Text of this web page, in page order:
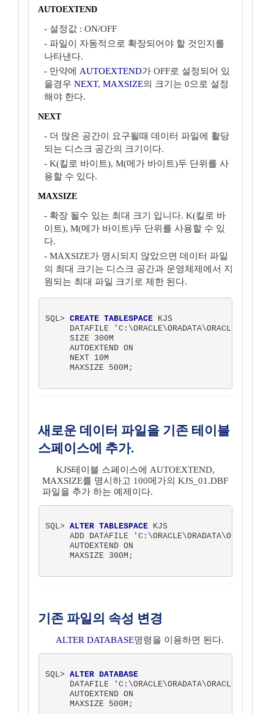
AUTOEXTEND
- 설정값 : ON/OFF
- 파일이 자동적으로 확장되어야 할 것인지를
나타낸다.
- 만약에 AUTOEXTEND가 OFF로 설정되어 있
을경우 NEXT, MAXSIZE의 크기는 0으로 설정
해야 한다.
NEXT
- 더 많은 공간이 요구될때 데이터 파일에 활당
되는 디스크 공간의 크기이다.
- K(킬로 바이트), M(메가 바이트)두 단위를 사
용할 수 있다.
MAXSIZE
- 확장 될수 있는 최대 크기 입니다. K(킬로 바
이트), M(메가 바이트)두 단위를 사용할 수 있
다.
- MAXSIZE가 명시되지 않았으면 데이터 파일
의 최대 크기는 디스크 공간과 운영체제에서 지
원되는 최대 파일 크기로 제한 된다.
SQL> CREATE TABLESPACE KJS
DATAFILE
     SIZE 300M
     AUTOEXTEND ON
     NEXT 10M
     MAXSIZE 500M;
새로운 데이터 파일을 기존 테이블
스페이스에 추가.
KJS테이블 스페이스에 AUTOEXTEND,
MAXSIZE를 명시하고 100메가의 KJS_01.DBF
파일을 추가 하는 예제이다.
SQL> ALTER TABLESPACE KJS
ADD DATAFILE
     AUTOEXTEND ON
     MAXSIZE 300M;
기존 파일의 속성 변경
ALTER DATABASE명령을 이용하면 된다.
SQL> ALTER DATABASE
DATAFILE
     AUTOEXTEND ON
     MAXSIZE 500M;